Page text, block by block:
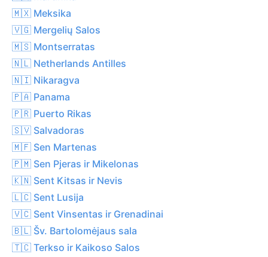
🇲🇽 Meksika
🇻🇬 Mergelių Salos
🇲🇸 Montserratas
🇳🇱 Netherlands Antilles
🇳🇮 Nikaragva
🇵🇦 Panama
🇵🇷 Puerto Rikas
🇸🇻 Salvadoras
🇲🇫 Sen Martenas
🇵🇲 Sen Pjeras ir Mikelonas
🇰🇳 Sent Kitsas ir Nevis
🇱🇨 Sent Lusija
🇻🇨 Sent Vinsentas ir Grenadinai
🇧🇱 Šv. Bartolomėjaus sala
🇹🇨 Terkso ir Kaikoso Salos